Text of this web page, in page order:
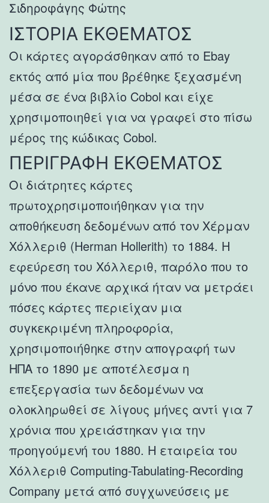
Σιδηροφάγης Φώτης
ΙΣΤΟΡΙΑ ΕΚΘΕΜΑΤΟΣ
Οι κάρτες αγοράσθηκαν από το Ebay
εκτός από μία που βρέθηκε ξεχασμένη
μέσα σε ένα βιβλίο Cobol και είχε
χρησιμοποιηθεί για να γραφεί στο πίσω
μέρος της κώδικας Cobol.
ΠΕΡΙΓΡΑΦΗ ΕΚΘΕΜΑΤΟΣ
Οι διάτρητες κάρτες
πρωτοχρησιμοποιήθηκαν για την
αποθήκευση δεδομένων από τον Χέρμαν
Χόλλεριθ (Herman Hollerith) το 1884. Η
εφεύρεση του Χόλλεριθ, παρόλο που το
μόνο που έκανε αρχικά ήταν να μετράει
πόσες κάρτες περιείχαν μια
συγκεκριμένη πληροφορία,
χρησιμοποιήθηκε στην απογραφή των
ΗΠΑ το 1890 με αποτέλεσμα η
επεξεργασία των δεδομένων να
ολοκληρωθεί σε λίγους μήνες αντί για 7
χρόνια που χρειάστηκαν για την
προηγούμενή του 1880. Η εταιρεία του
Χόλλεριθ Computing-Tabulating-Recording
Company μετά από συγχωνεύσεις με